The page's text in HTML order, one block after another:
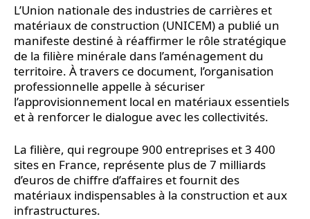
L’Union nationale des industries de carrières et
matériaux de construction (UNICEM) a publié un
manifeste destiné à réaffirmer le rôle stratégique
de la filière minérale dans l’aménagement du
territoire. À travers ce document, l’organisation
professionnelle appelle à sécuriser
l’approvisionnement local en matériaux essentiels
et à renforcer le dialogue avec les collectivités.
La filière, qui regroupe 900 entreprises et 3 400
sites en France, représente plus de 7 milliards
d’euros de chiffre d’affaires et fournit des
matériaux indispensables à la construction et aux
infrastructures.